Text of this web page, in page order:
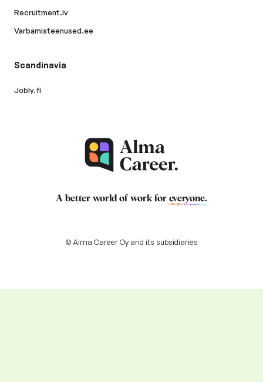
Recruitment.lv
Varbamisteenused.ee
Scandinavia
Jobly.fi
A better world of work for everyone.
© Alma Career Oy and its subsidiaries